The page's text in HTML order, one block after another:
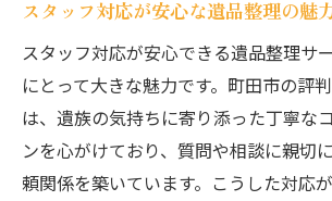
スタッフ対応が安心な遺品整理の魅
スタッフ対応が安心できる遺品整理サ
にとって大きな魅力です。町田市の評
は、遺族の気持ちに寄り添った丁寧な
ンを心がけており、質問や相談に親切
頼関係を築いています。こうした対応